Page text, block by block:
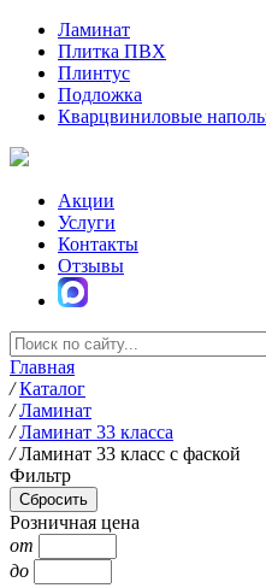
Ламинат
Плитка ПВХ
Плинтус
Подложка
Кварцвиниловые
Акции
Услуги
Контакты
Отзывы
Главная
/ Каталог
/ Ламинат
/ Ламинат 33 класса
/ Ламинат 33 класс с фаской
Фильтр
Розничная цена
от
до